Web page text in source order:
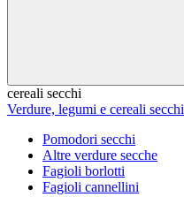
cereali secchi
Verdure, legumi e cereali secchi
Pomodori secchi
Altre verdure secche
Fagioli borlotti
Fagioli cannellini